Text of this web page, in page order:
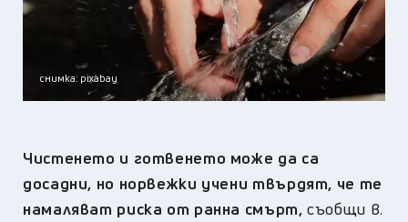
снимка: pixabay
Чистенето и готвенето може да са
досадни, но норвежки учени твърдят, че те
намаляват риска от ранна смърт,съобщи в.